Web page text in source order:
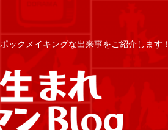
ックメイキングな出来事をご紹介します！